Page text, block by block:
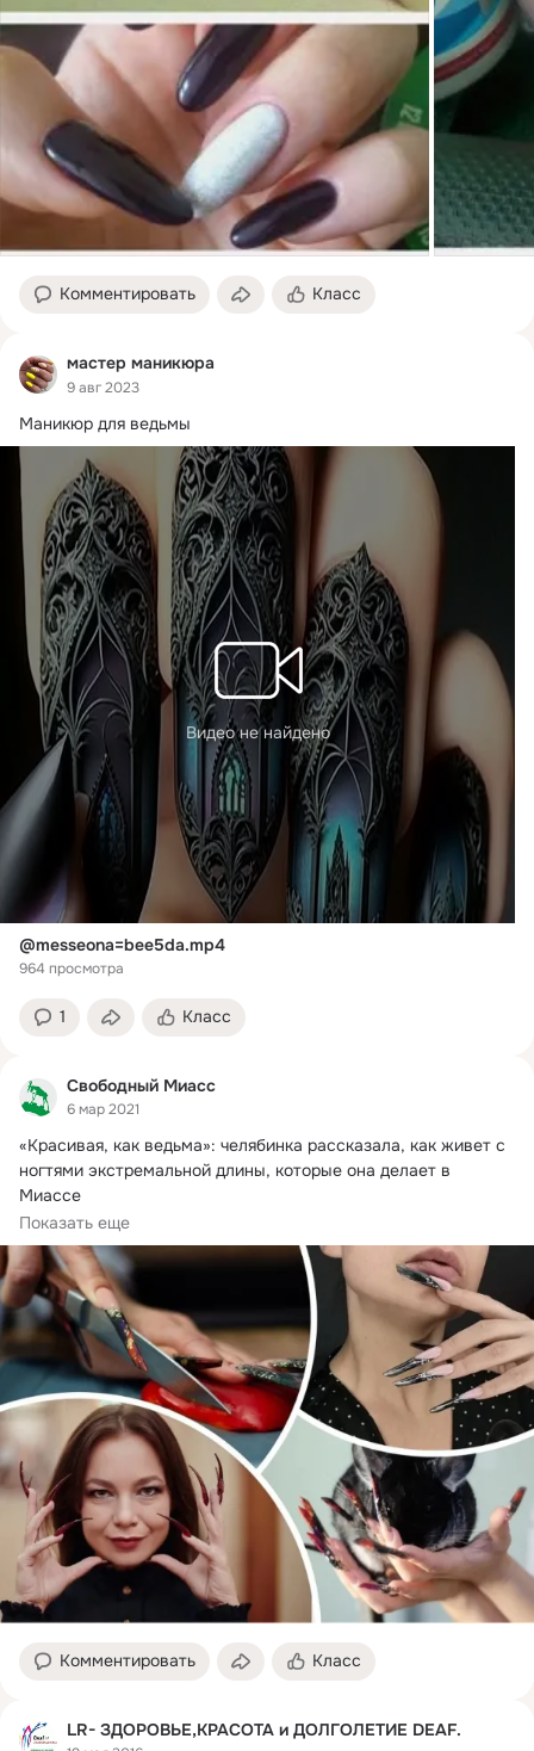
Комментировать Класс
мастер маникюра
9 авг 2023
Маникюр для ведьмы
Видео не найдено
@messeona=bee5da.mp4
964 просмотра
1 Класс
Свободный Миасс
6 мар 2021
«Красивая, как ведьма»: челябинка рассказала, как живет с
ногтями экстремальной длины, которые она делает в
Миассе
Показываем, как с таким маникюром можно готовить и
одеваться.
Показать еще
Комментировать Класс
LR- ЗДОРОВЬЕ,КРАСОТА и ДОЛГОЛЕТИЕ DEAF.